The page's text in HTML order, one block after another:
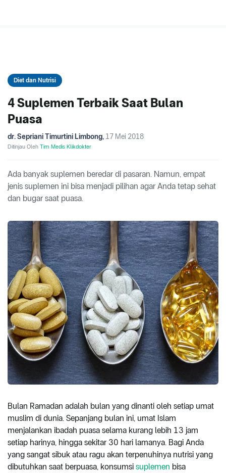
Diet dan Nutrisi
4 Suplemen Terbaik Saat Bulan
Puasa
dr. Sepriani Timurtini Limbong, 17 Mei 2018
Ditinjau Oleh Tim Medis Klikdokter
Ada banyak suplemen beredar di pasaran. Namun, empat
jenis suplemen ini bisa menjadi pilihan agar Anda tetap sehat
dan bugar saat puasa.
Bulan Ramadan adalah bulan yang dinanti oleh setiap umat
muslim di dunia. Sepanjang bulan ini, umat Islam
menjalankan ibadah puasa selama kurang lebih 13 jam
setiap harinya, hingga sekitar 30 hari lamanya. Bagi Anda
yang sangat sibuk atau ragu akan terpenuhinya nutrisi yang
dibutuhkan saat berpuasa, konsumsi suplemen bisa